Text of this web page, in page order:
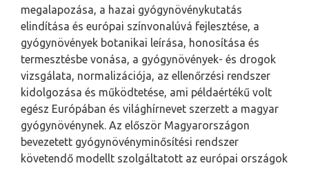
megalapozása, a hazai gyógynövénykutatás
elindítása és európai színvonalúvá fejlesztése, a
gyógynövények botanikai leírása, honosítása és
termesztésbe vonása, a gyógynövények- és drogok
vizsgálata, normalizációja, az ellenőrzési rendszer
kidolgozása és működtetése, ami példaértékű volt
egész Európában és világhírnevet szerzett a magyar
gyógynövénynek. Az először Magyarországon
bevezetett gyógynövényminősítési rendszer
követendő modellt szolgáltatott az európai országok